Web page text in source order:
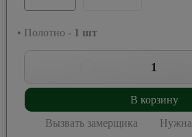
• Полотно - 1 шт
1
В корзину
Вызвать замерщика Нужна